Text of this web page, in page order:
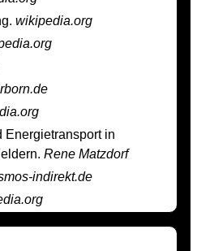
wikipedia.org
Energietransport in
Rene Matzdorf
indirekt.de